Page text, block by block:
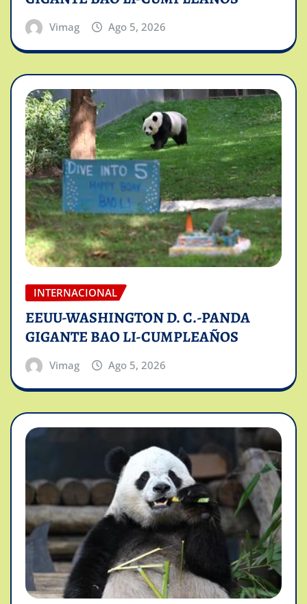
Vimag Ago 5, 2026
INTERNACIONAL
EEUU-WASHINGTON D. C.-PANDA
GIGANTE BAO LI-CUMPLEAÑOS
Vimag Ago 5, 2026